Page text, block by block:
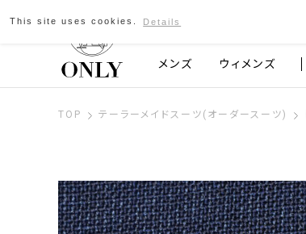
京都発のスーツブランド ONLY
メンズ ウィメンズ
TOP テーラーメイドスーツ(オーダースーツ)
This site uses cookies. Details